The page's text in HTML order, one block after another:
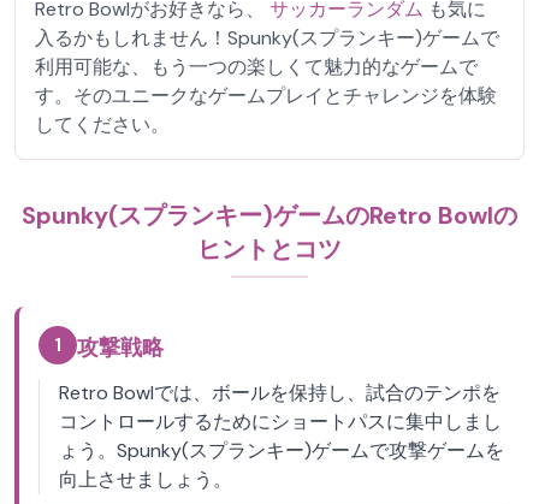
Retro Bowlがお好きなら、 サッカーランダム も気に
入るかもしれません！Spunky(スプランキー)ゲームで
利用可能な、もう一つの楽しくて魅力的なゲームで
す。そのユニークなゲームプレイとチャレンジを体験
してください。
Spunky(スプランキー)ゲームのRetro Bowlの
ヒントとコツ
1 攻撃戦略
Retro Bowlでは、ボールを保持し、試合のテンポを
コントロールするためにショートパスに集中しまし
ょう。Spunky(スプランキー)ゲームで攻撃ゲームを
向上させましょう。